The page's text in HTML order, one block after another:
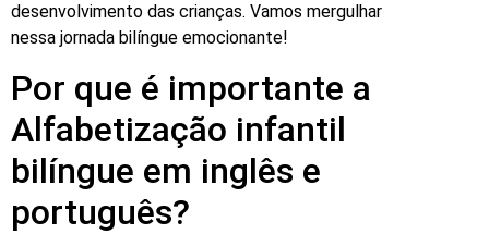
desenvolvimento das crianças. Vamos mergulhar
nessa jornada bilíngue emocionante!
Por que é importante a
Alfabetização infantil
bilíngue em inglês e
português?